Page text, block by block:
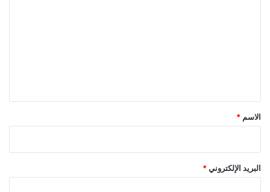
*
الاسم *
البريد الإلكتروني *